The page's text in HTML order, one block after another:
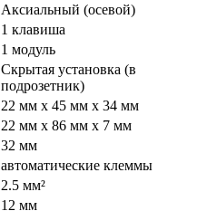
Аксиальный (осевой)
1 клавиша
1 модуль
Скрытая установка (в
подрозетник)
22 мм x 45 мм x 34 мм
22 мм x 86 мм x 7 мм
32 мм
автоматические клеммы
2.5 мм²
12 мм